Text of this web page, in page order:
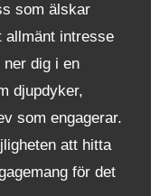
som älskar
allmänt intresse
dig i en
djupdyker,
som engagerar.
att hitta
för det